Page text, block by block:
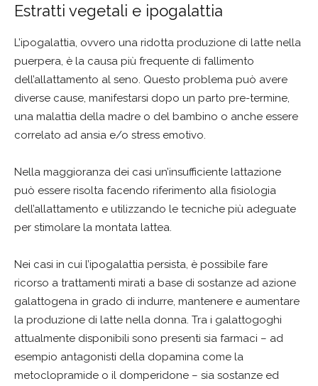
Estratti vegetali e ipogalattia
L’ipogalattia, ovvero una ridotta produzione di latte nella
puerpera, è la causa più frequente di fallimento
dell’allattamento al seno. Questo problema può avere
diverse cause, manifestarsi dopo un parto pre-termine,
una malattia della madre o del bambino o anche essere
correlato ad ansia e/o stress emotivo.
Nella maggioranza dei casi un’insufficiente lattazione
può essere risolta facendo riferimento alla fisiologia
dell’allattamento e utilizzando le tecniche più adeguate
per stimolare la montata lattea.
Nei casi in cui l’ipogalattia persista, è possibile fare
ricorso a trattamenti mirati a base di sostanze ad azione
galattogena in grado di indurre, mantenere e aumentare
la produzione di latte nella donna. Tra i galattogoghi
attualmente disponibili sono presenti sia farmaci – ad
esempio antagonisti della dopamina come la
metoclopramide o il domperidone – sia sostanze ed